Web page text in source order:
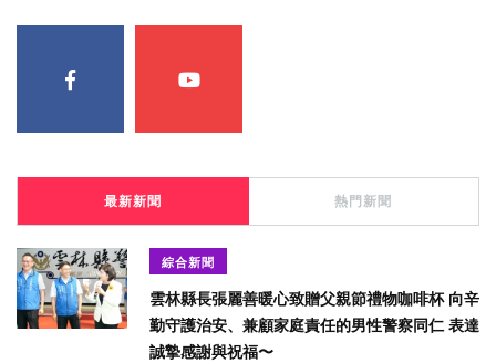
最新新聞 熱門新聞
綜合新聞
雲林縣長張麗善暖心致贈父親節禮物咖啡杯 向辛
勤守護治安、兼顧家庭責任的男性警察同仁 表達
誠摯感謝與祝福〜